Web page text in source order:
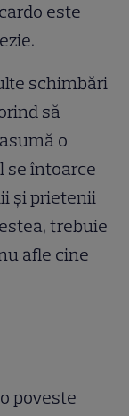
este
schimbări
să
o
se întoarce
și prietenii
trebuie
afle cine
poveste